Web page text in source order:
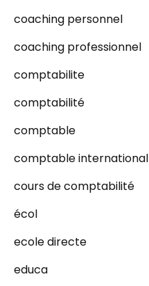
coaching personnel
coaching professionnel
comptabilite
comptabilité
comptable
comptable international
cours de comptabilité
écol
ecole directe
educa